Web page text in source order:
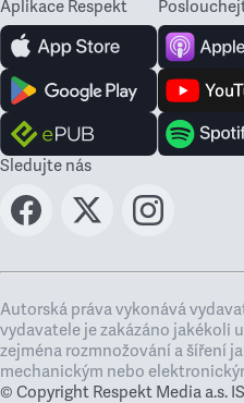
Aplikace Respekt
Sledujte nás
Autorská práva vykonává
vydavatele je zakázáno jakékoli
zejména rozmnožování a šíření
mechanickým nebo
© Copyright Respekt Media a.s.